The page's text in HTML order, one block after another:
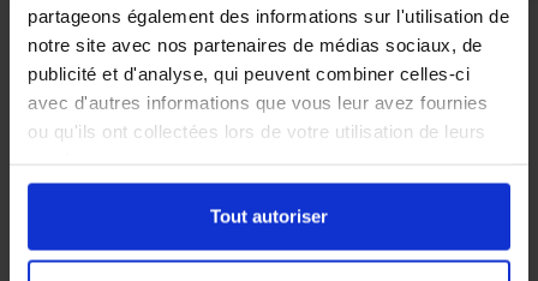
partageons également des informations sur l'utilisation de
notre site avec nos partenaires de médias sociaux, de
publicité et d'analyse, qui peuvent combiner celles-ci
avec d'autres informations que vous leur avez fournies
ou qu'ils ont collectées lors de votre utilisation de leurs
Tout autoriser
Nous avons pensé à tout
À Couzeix, la présence de nid de guêpes et defrelons
comme inoffensifs, peuvent représenter un danger pour la
santé, notamment en raison de leurs piqûres douloureuses et
potentiellement allergènes. C’est pourquoi il est essentiel de